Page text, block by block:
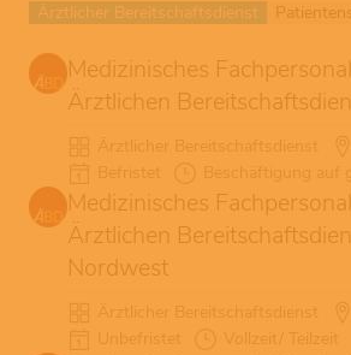
Ärztlicher Bereitschaftsdienst
Medizinisches
Ärztlichen
Medizinisches
Ärztlichen
Nordwest